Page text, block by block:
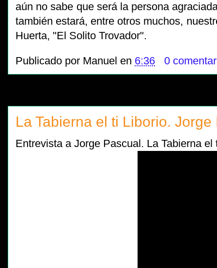
aún no sabe que será la persona
también estará, entre otros muchos,
Huerta, "El Solito Trovador".
Publicado por Manuel en 6:36 0
La Tabierna el ti Liborio. Jorge
Entrevista a Jorge Pascual. La Tabierna